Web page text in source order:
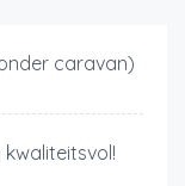
caravan)
kwaliteitsvol!